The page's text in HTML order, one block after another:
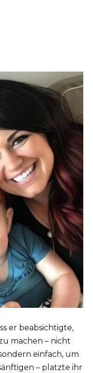
er beabsichtigte,
machen – nicht
einfach, um
– platzte ihr